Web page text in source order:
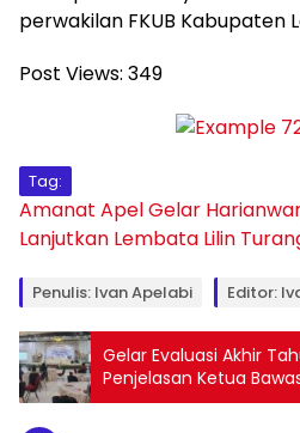
perwakilan FKUB Kabupaten
Post Views: 349
Tag:
Amanat ApelGelar
Lanjutkan Lembata Lilin
Penulis: Ivan Apelabi Editor:
Gelar Evaluasi Akhir
Penjelasan Ketua